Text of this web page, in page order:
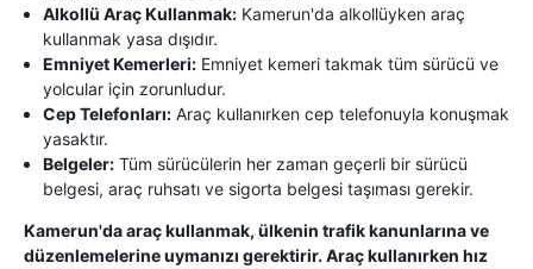
Alkollü Araç Kullanmak: Kamerun'da alkollüyken araç
kullanmak yasa dışıdır.
Emniyet Kemerleri: Emniyet kemeri takmak tüm sürücü ve
yolcular için zorunludur.
Cep Telefonları: Araç kullanırken cep telefonuyla konuşmak
yasaktır.
Belgeler: Tüm sürücülerin her zaman geçerli bir sürücü
belgesi, araç ruhsatı ve sigorta belgesi taşıması gerekir.
Kamerun'da araç kullanmak, ülkenin trafik kanunlarına ve
düzenlemelerine uymanızı gerektirir. Araç kullanırken hız